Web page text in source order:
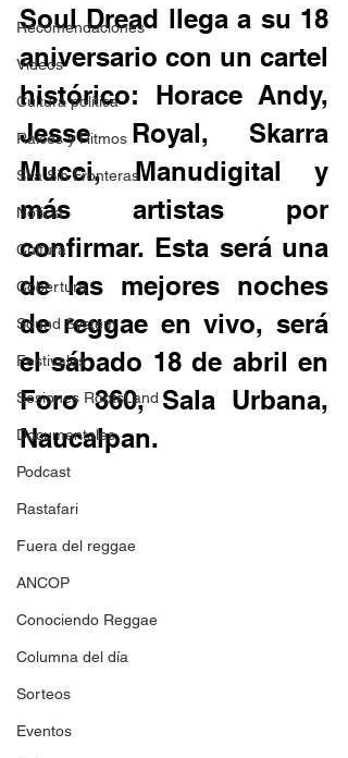
Recomendaciones
Videos
Cultura política
Raíces y Ritmos
Ska Sin Fronteras
Noticia
Cultura
Cobertura
Sound System
Festivales
Sesiones RootsLand
Documentales
Podcast
Rastafari
Fuera del reggae
ANCOP
Conociendo Reggae
Columna del día
Sorteos
Eventos
Soul Dread llega a su 18
aniversario con un cartel
histórico: Horace Andy,
Jesse Royal, Skarra
Mucci, Manudigital y
más artistas por
confirmar. Esta será una
de las mejores noches
de reggae en vivo, será
el sábado 18 de abril en
Foro 360, Sala Urbana,
Naucalpan.